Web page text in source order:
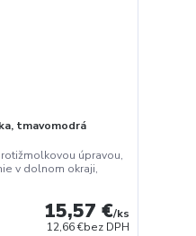
tmavomodrá
úpravou,
v dolnom okraji,
15,57 €/ks
12,66 €bez DPH